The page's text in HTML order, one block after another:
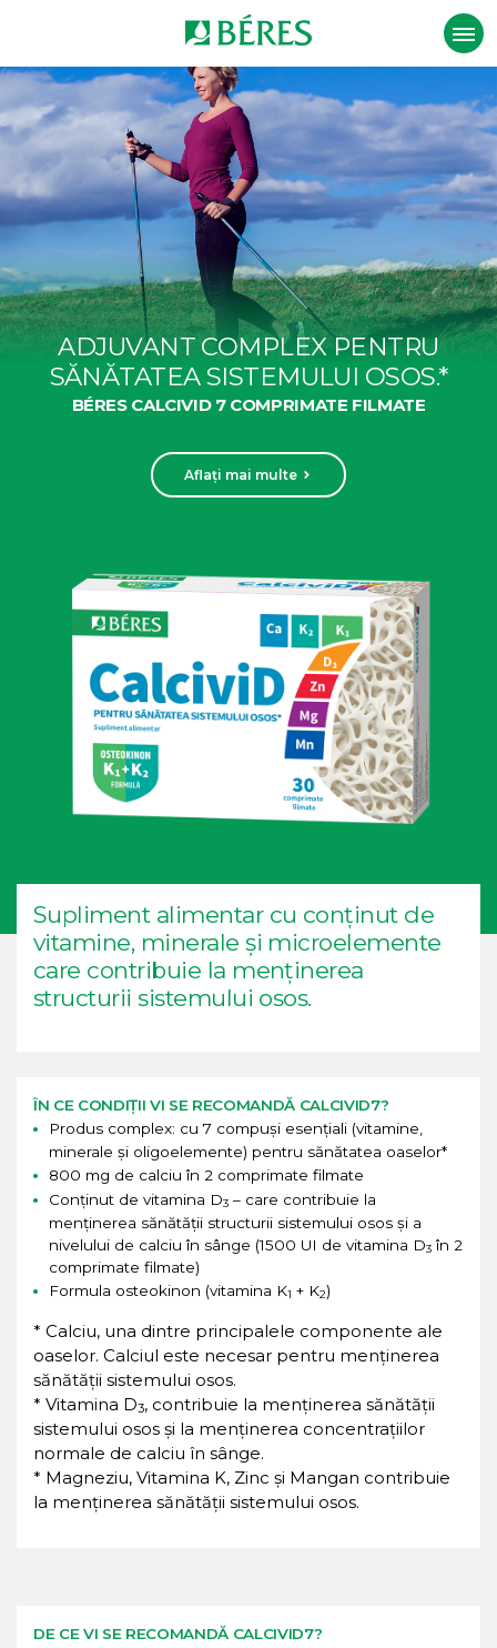
ADJUVANT COMPLEX PENTRU
SĂNĂTATEA SISTEMULUI OSOS.*
BÉRES CALCIVID 7 COMPRIMATE FILMATE
Aflați mai multe
Supliment alimentar cu conținut de
vitamine, minerale și microelemente
care contribuie la menținerea
structurii sistemului osos.
ÎN CE CONDIȚII VI SE RECOMANDĂ CALCIVID7?
Produs complex: cu 7 compuși esențiali (vitamine,
minerale și oligoelemente) pentru sănătatea oaselor*
800 mg de calciu în 2 comprimate filmate
Conținut de vitamina D3– care contribuie la
menținerea sănătății structurii sistemului osos și a
nivelului de calciu în sânge (1500 UI de vitamina D3în 2
comprimate filmate)
Formula osteokinon (vitamina K1 + K2)
* Calciu, una dintre principalele componente ale
oaselor. Calciul este necesar pentru menținerea
sănătății sistemului osos.
* Vitamina D3, contribuie la menținerea sănătății
sistemului osos și la menținerea concentrațiilor
normale de calciu în sânge.
* Magneziu, Vitamina K, Zinc și Mangan contribuie
la menținerea sănătății sistemului osos.
DE CE VI SE RECOMANDĂ CALCIVID7?